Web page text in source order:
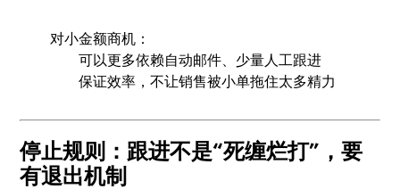
对小金额商机：
可以更多依赖自动邮件、少量人工跟进
保证效率，不让销售被小单拖住太多精力
停止规则：跟进不是“死缠烂打”，要
有退出机制